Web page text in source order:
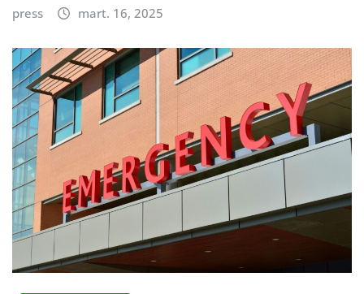
press mart. 16, 2025